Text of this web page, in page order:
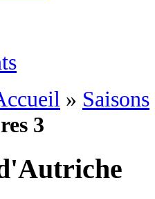
» Saisons
3